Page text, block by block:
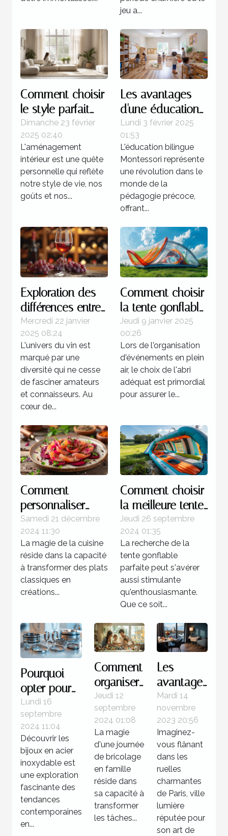
jeu a...
Comment choisir
le style parfait
pour votre
aménagement
intérieur
Dimanche 23 février
2025 02:40
L'aménagement
intérieur est une quête
personnelle qui reflète
notre style de vie, nos
goûts et nos...
Les avantages
d'une éducation
bilingue
Montessori dès la
petite enfance
Lundi 3 février 2025
01:53
L'éducation bilingue
Montessori représente
une révolution dans le
monde de la
pédagogie précoce,
offrant...
Exploration des
différences entre
les vins de la rive
gauche et de la
rive droite
Mercredi 22 janvier
2025 08:24
L'univers du vin est
marqué par une
diversité qui ne cesse
de fasciner amateurs
et connaisseurs. Au
cœur de...
Comment choisir
la tente gonflable
idéale pour vos
événements
Jeudi 9 janvier 2025
00:26
Lors de l'organisation
d'événements en plein
air, le choix de l'abri
adéquat est primordial
pour assurer le...
Comment
personnaliser
votre gravlax à la
betterave avec
des épices
locales
Samedi 21 décembre
2024 11:30
La magie de la cuisine
réside dans la capacité
à transformer des plats
classiques en
créations...
Comment choisir
la meilleure tente
gonflable pour
votre prochain
événement
Jeudi 26 septembre
2024 01:35
La recherche de la
tente gonflable
parfaite peut s'avérer
aussi stimulante
qu'enthousiasmante.
Que ce soit...
Pourquoi
opter pour
des bijoux
en acier
inoxydable
?
Lundi 16
septembre
2024 11:04
Découvrir les
bijoux en acier
inoxydable est
une exploration
fascinante des
tendances
contemporaines
en...
Comment
organiser
une
journée
de
bricolage
familiale
réussie
Jeudi 12
septembre
2024 01:08
La magie
d'une journée
de bricolage
en famille
réside dans
sa capacité à
transformer
les tâches...
Les
avantages
de
séjourner
dans un
hôtel 3
étoiles à
Paris
Mardi 14
novembre
2023 20:56
Imaginez-
vous flânant
dans les
ruelles
charmantes
de Paris, ville
lumière
réputée pour
son art de